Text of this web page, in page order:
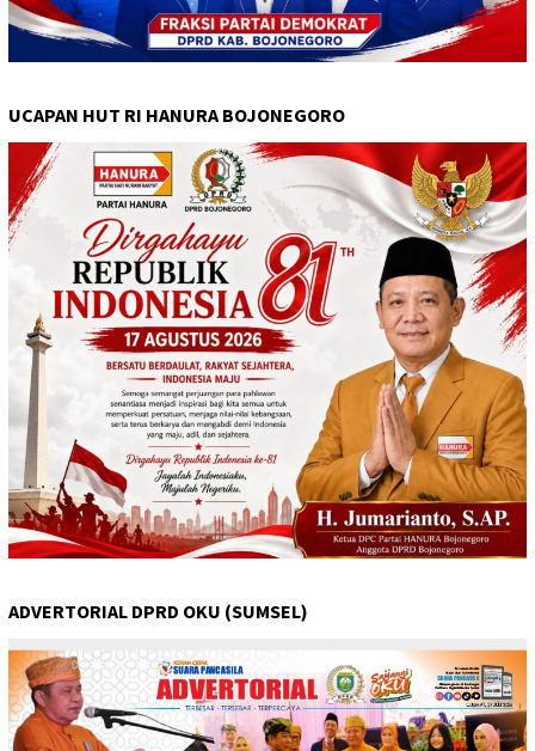
UCAPAN HUT RI HANURA BOJONEGORO
ADVERTORIAL DPRD OKU (SUMSEL)